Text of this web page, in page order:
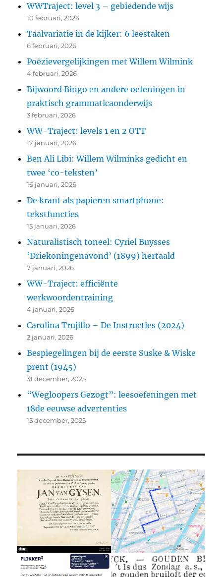
WWTraject: level 3 – gebiedende wijs
10 februari, 2026
Taalvariatie in de kijker: 6 leestaken
6 februari, 2026
Poëzievergelijkingen met Willem Wilmink
4 februari, 2026
Bijwoord Bingo en andere oefeningen in
praktisch grammaticaonderwijs
3 februari, 2026
WW-Traject: levels 1 en 2 OTT
17 januari, 2026
Ben Ali Libi: Willem Wilminks gedicht en
twee ‘co-teksten’
16 januari, 2026
De krant als papieren smartphone:
tekstfuncties
15 januari, 2026
Naturalistisch toneel: Cyriel Buysses
‘Driekoningenavond’ (1899) hertaald
7 januari, 2026
WW-Traject: efficiënte
werkwoordentraining
4 januari, 2026
Carolina Trujillo – De Instructies (2024)
2 januari, 2026
Bespiegelingen bij de eerste Suske & Wiske
prent (1945)
31 december, 2025
“Wegloopers Gezogt”: leesoefeningen met
18de eeuwse advertenties
15 december, 2025